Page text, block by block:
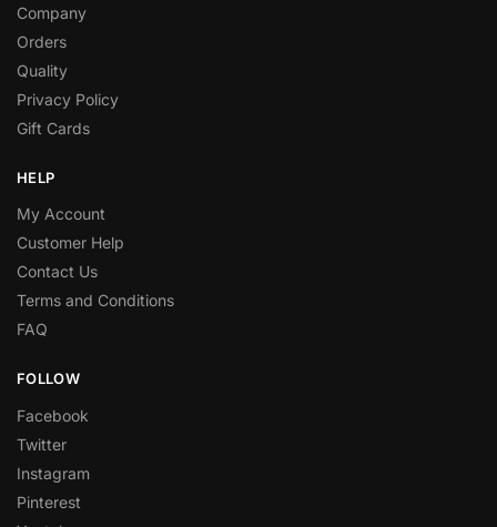
Company
Orders
Quality
Privacy Policy
Gift Cards
HELP
My Account
Customer Help
Contact Us
Terms and Conditions
FAQ
FOLLOW
Facebook
Twitter
Instagram
Pinterest